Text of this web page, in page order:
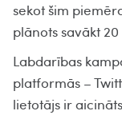
sekot šim
plānots savākt 20
Labdarības
platformās –
lietotājs ir